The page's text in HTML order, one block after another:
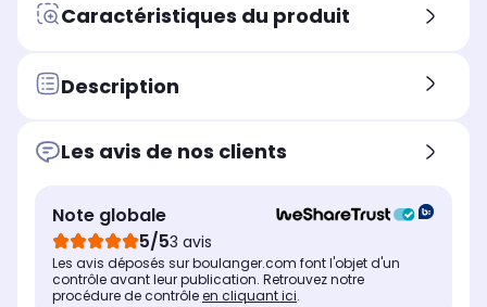
Autonomie
Autonomie en heures
-
14,6" (37,08 cm)
Mémoire vive (RAM)
12 Go
Autonomie
11" (27,9 cm)
Caractéristiques du produit
Description
Les avis de nos clients
Note globale
5/53 avis
Les avis déposés sur boulanger.com font l'objet d'un
contrôle avant leur publication. Retrouvez notre
procédure de contrôleen cliquant ici.